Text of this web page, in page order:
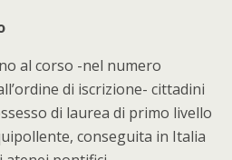
al corso -nel numero
di iscrizione- cittadini
di laurea di primo livello
conseguita in Italia